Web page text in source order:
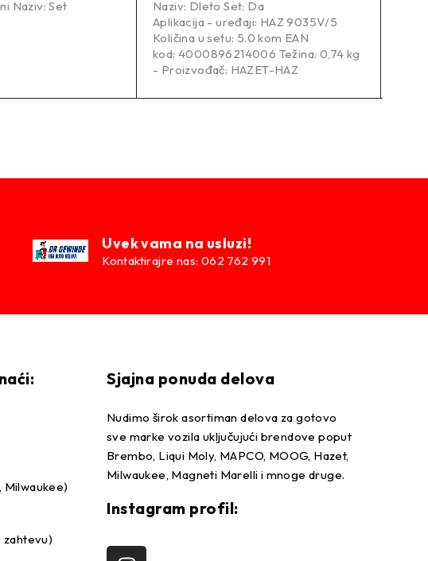
Naziv: Set
Naziv: Dleto Set: Da
Aplikacija - uređaji: HAZ 9035V/5
Količina u setu: 5.0 kom EAN
kod: 4000896214006 Težina: 0,74 kg
- Proizvođač: HAZET-HAZ
Uvek vama na usluzi!
Kontaktirajre nas: 062 762 991
Milwaukee)
zahtevu)
Sjajna ponuda delova
Nudimo širok asortiman delova za gotovo
sve marke vozila uključujući brendove poput
Brembo, Liqui Moly, MAPCO, MOOG, Hazet,
Milwaukee, Magneti Marelli i mnoge druge.
Instagram profil: